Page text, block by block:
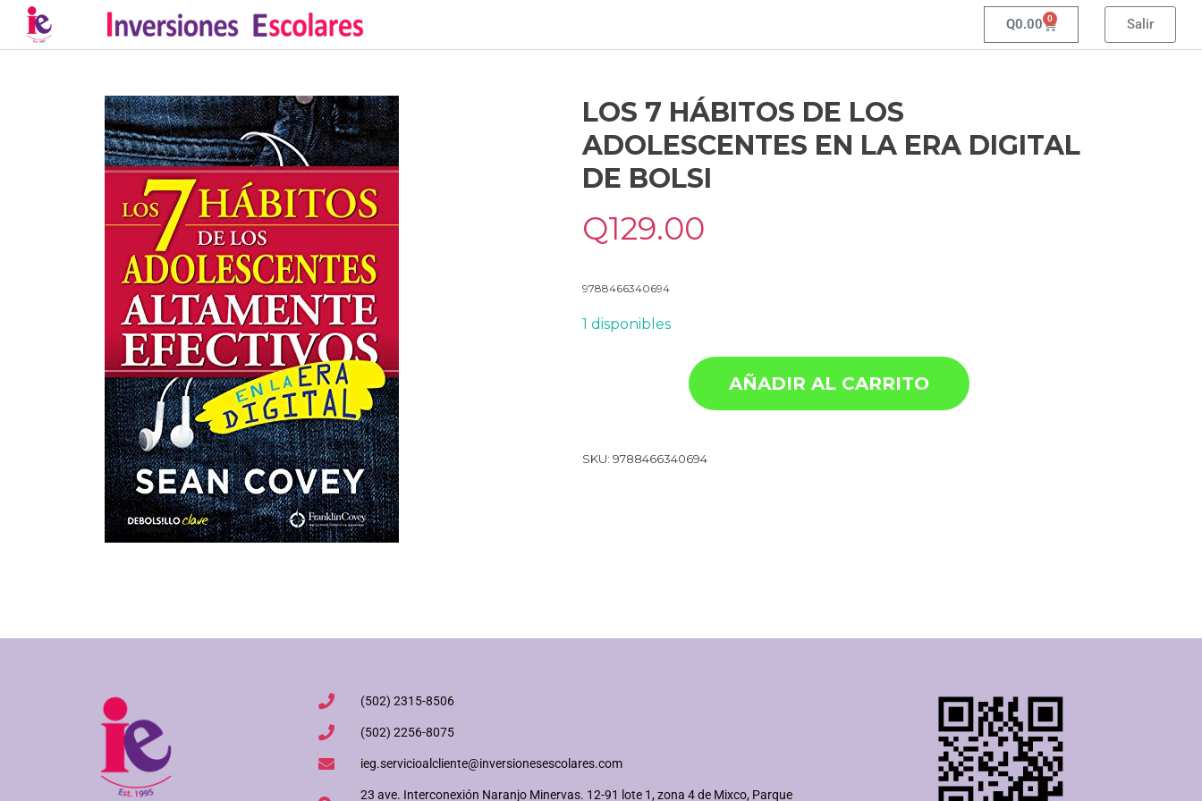
Q0.00 0 Salir
LOS 7 HÁBITOS DE LOS
ADOLESCENTES EN LA ERA DIGITAL
DE BOLSI
Q129.00
9788466340694
1 disponibles
AÑADIR AL CARRITO
SKU: 9788466340694
(502) 2315-8506
(502) 2256-8075
ieg.servicioalcliente@inversionesescolares.com
23 ave. Interconexión Naranjo Minervas. 12-91 lote 1, zona 4 de Mixco, Parque